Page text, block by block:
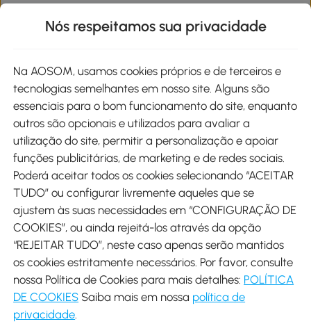
Métodos de pagamento
Envio
Descarregar Aosom App
Google Play
Nós respeitamos sua privacidade
Na AOSOM, usamos cookies próprios e de terceiros e
tecnologias semelhantes em nosso site. Alguns são
essenciais para o bom funcionamento do site, enquanto
outros são opcionais e utilizados para avaliar a
utilização do site, permitir a personalização e apoiar
funções publicitárias, de marketing e de redes sociais.
Poderá aceitar todos os cookies selecionando “ACEITAR
TUDO” ou configurar livremente aqueles que se
ajustem às suas necessidades em “CONFIGURAÇÃO DE
COOKIES”, ou ainda rejeitá-los através da opção
“REJEITAR TUDO”, neste caso apenas serão mantidos
os cookies estritamente necessários. Por favor, consulte
nossa Política de Cookies para mais detalhes: POLÍTICA
DE COOKIES Saiba mais em nossa política de
privacidade